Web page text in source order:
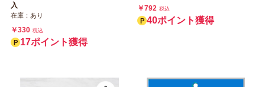
入
在庫：あり
￥330 税込
17ポイント獲得
￥792 税込
40ポイント獲得